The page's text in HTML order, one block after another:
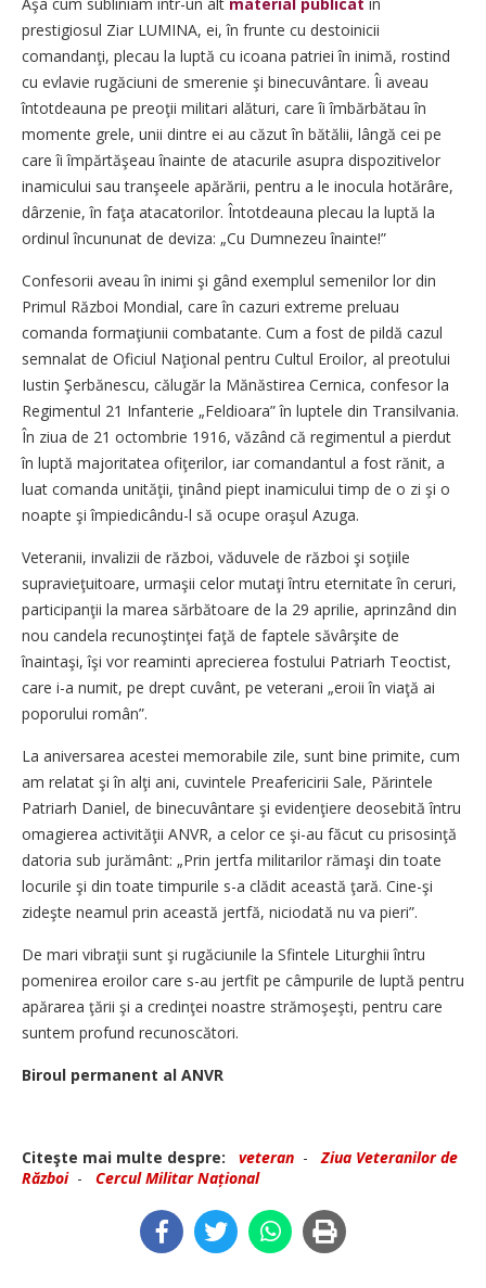
prestigiosul Ziar LUMINA, ei, în frunte cu destoinicii
comandanţi, plecau la luptă cu icoana patriei în inimă, rostind
cu evlavie rugăciuni de smerenie şi binecuvântare. Îi aveau
întotdeauna pe preoţii militari alături, care îi îmbărbătau în
momente grele, unii dintre ei au căzut în bătălii, lângă cei pe
care îi împărtăşeau înainte de atacurile asupra dispozitivelor
inamicului sau tranşeele apărării, pentru a le inocula hotărâre,
dârzenie, în faţa atacatorilor. Întotdeauna plecau la luptă la
ordinul încununat de deviza: „Cu Dumnezeu înainte!”
Confesorii aveau în inimi şi gând exemplul semenilor lor din
Primul Război Mondial, care în cazuri extreme preluau
comanda formaţiunii combatante. Cum a fost de pildă cazul
semnalat de Oficiul Naţional pentru Cultul Eroilor, al preotului
Iustin Şerbănescu, călugăr la Mănăstirea Cernica, confesor la
Regimentul 21 Infanterie „Feldioara” în luptele din Transilvania.
În ziua de 21 octombrie 1916, văzând că regimentul a pierdut
în luptă majoritatea ofiţerilor, iar comandantul a fost rănit, a
luat comanda unităţii, ţinând piept inamicului timp de o zi şi o
noapte şi împiedicându-l să ocupe oraşul Azuga.
Veteranii, invalizii de război, văduvele de război şi soţiile
supravieţuitoare, urmaşii celor mutaţi întru eternitate în ceruri,
participanţii la marea sărbătoare de la 29 aprilie, aprinzând din
nou candela recunoştinţei faţă de faptele săvârşite de
înaintaşi, îşi vor reaminti aprecierea fostului Patriarh Teoctist,
care i-a numit, pe drept cuvânt, pe veterani „eroii în viaţă ai
poporului român”.
La aniversarea acestei memorabile zile, sunt bine primite, cum
am relatat şi în alţi ani, cuvintele Preafericirii Sale, Părintele
Patriarh Daniel, de binecuvântare şi evidenţiere deosebită întru
omagierea activităţii ANVR, a celor ce şi-au făcut cu prisosinţă
datoria sub jurământ: „Prin jertfa militarilor rămaşi din toate
locurile şi din toate timpurile s-a clădit această ţară. Cine-şi
zideşte neamul prin această jertfă, niciodată nu va pieri”.
De mari vibraţii sunt şi rugăciunile la Sfintele Liturghii întru
pomenirea eroilor care s-au jertfit pe câmpurile de luptă pentru
apărarea ţării şi a credinţei noastre strămoşeşti, pentru care
suntem profund recunoscători.
Biroul permanent al ANVR
Citeşte mai multe despre: veteran -Ziua Veteranilor de
Război- Cercul Militar Național